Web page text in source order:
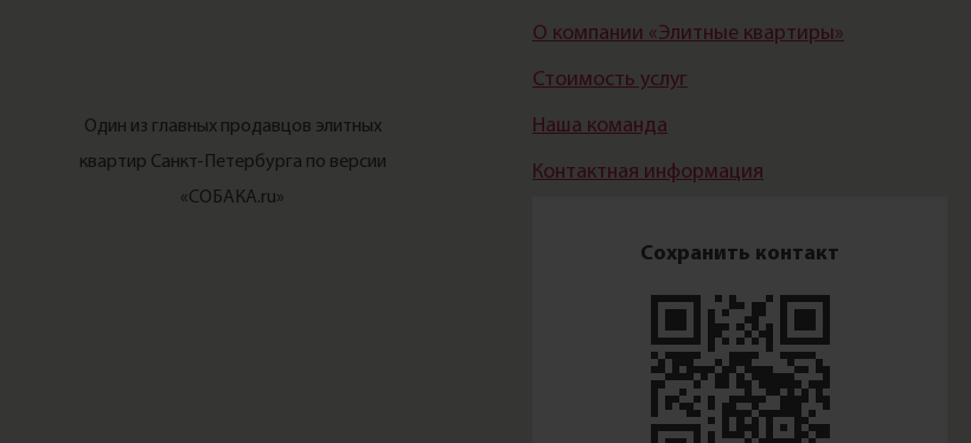
Один из главных продавцов элитных
квартир Санкт-Петербурга по версии
«СОБАКА.ru»
О компании «Элитные квартиры»
Стоимость услуг
Наша команда
Контактная информация
Сохранить контакт